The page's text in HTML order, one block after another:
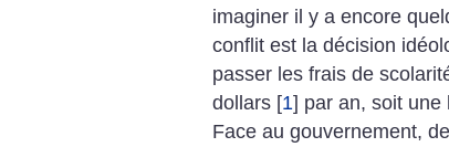
imaginer il y a encore
conflit est la décision
passer les frais de
dollars [1] par an, soit une
Face au gouvernement,